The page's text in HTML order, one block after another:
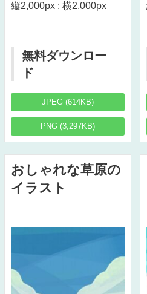
縦2,000px : 横2,000px
無料ダウンロー
ド
JPEG (614KB)
PNG (3,297KB)
おしゃれな草原の
イラスト